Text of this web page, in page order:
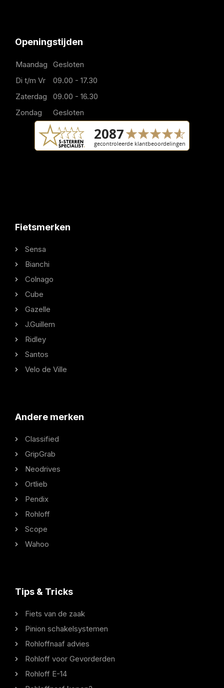
Openingstijden
Maandag
Gesloten
Di t/m Vr
09.00 - 17.30
Zaterdag
09.00 - 16.30
Zondag
Gesloten
Fietsmerken
Sensa
Bianchi
Colnago
Cube
Gazelle
J.Guillem
Ridley
Santos
Velo de Ville
Andere merken
Classified
GripGrab
Neodrives
Ortlieb
Pendix
Rohloff
Scope
Wahoo
Tips & Tricks
Fiets van de zaak
Pinion schakelsystemen
Rohloffnaaf advies
Rohloff voor Gevorderden
Rohloff E-14